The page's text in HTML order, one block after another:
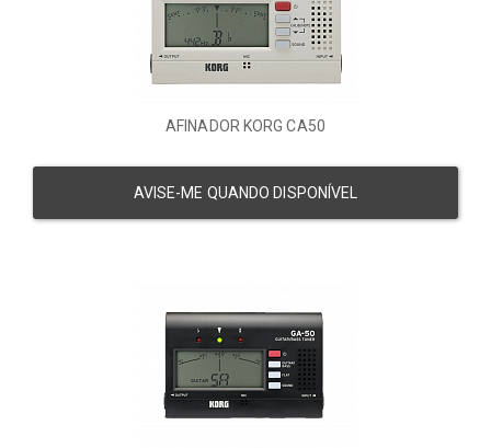
AFINADOR KORG CA50
AVISE-ME QUANDO DISPONÍVEL